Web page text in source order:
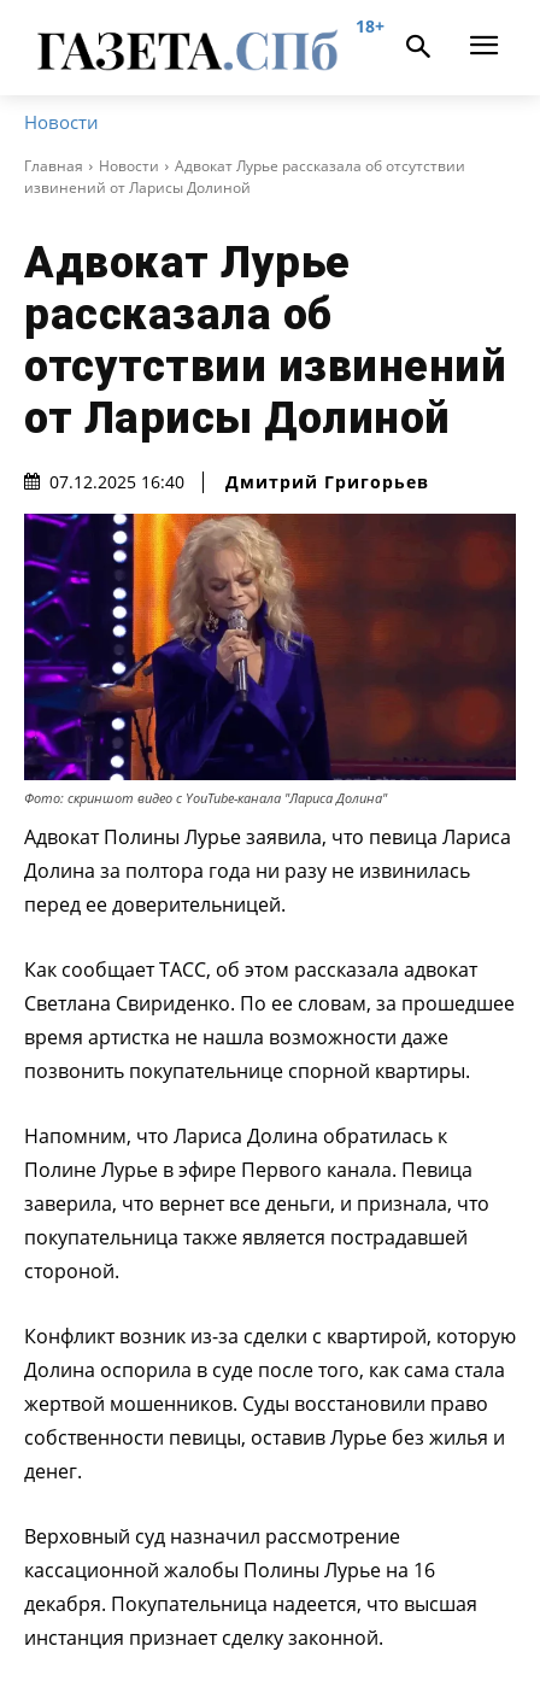
18+
Новости
Главная Новости
Адвокат Лурье рассказала об отсутствии
извинений от Ларисы Долиной
Адвокат Лурье
рассказала об
отсутствии извинений
от Ларисы Долиной
07.12.2025 16:40 Дмитрий Григорьев
Фото: скриншот видео с YouTube-канала "Лариса Долина"
Адвокат Полины Лурье заявила, что певица Лариса
Долина за полтора года ни разу не извинилась
перед ее доверительницей.
Как сообщает ТАСС, об этом рассказала адвокат
Светлана Свириденко. По ее словам, за прошедшее
время артистка не нашла возможности даже
позвонить покупательнице спорной квартиры.
Напомним, что Лариса Долина обратилась к
Полине Лурье в эфире Первого канала. Певица
заверила, что вернет все деньги, и признала, что
покупательница также является пострадавшей
стороной.
Конфликт возник из-за сделки с квартирой, которую
Долина оспорила в суде после того, как сама стала
жертвой мошенников. Суды восстановили право
собственности певицы, оставив Лурье без жилья и
денег.
Верховный суд назначил рассмотрение
кассационной жалобы Полины Лурье на 16
декабря. Покупательница надеется, что высшая
инстанция признает сделку законной.